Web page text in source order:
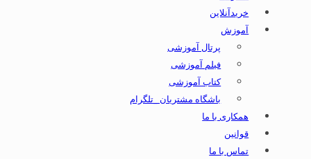
خریدآنلاین
آموزش
پرتال آموزشی
فیلم آموزشی
کتاب آموزشی
باشگاه مشتریان _تلگرام
همکاری با ما
قوانین
تماس با ما